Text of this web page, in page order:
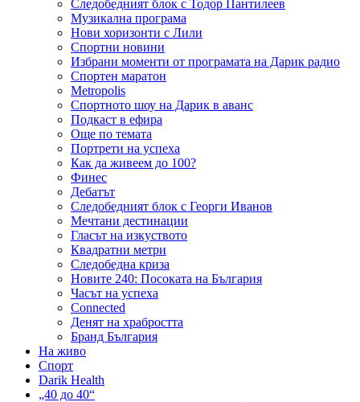
Следобедният блок с Тодор Пантилеев
Музикална програма
Нови хоризонти с Лили
Спортни новини
Избрани моменти от програмата на Дарик радио
Спортен маратон
Metropolis
Спортното шоу на Дарик в аванс
Подкаст в ефира
Още по темата
Портрети на успеха
Как да живеем до 100?
Финес
Дебатът
Следобедният блок с Георги Иванов
Мечтани дестинации
Гласът на изкуството
Квадратни метри
Следобедна криза
Новите 240: Посоката на България
Часът на успеха
Connected
Денят на храбростта
Бранд България
На живо
Спорт
Darik Health
„40 до 40“